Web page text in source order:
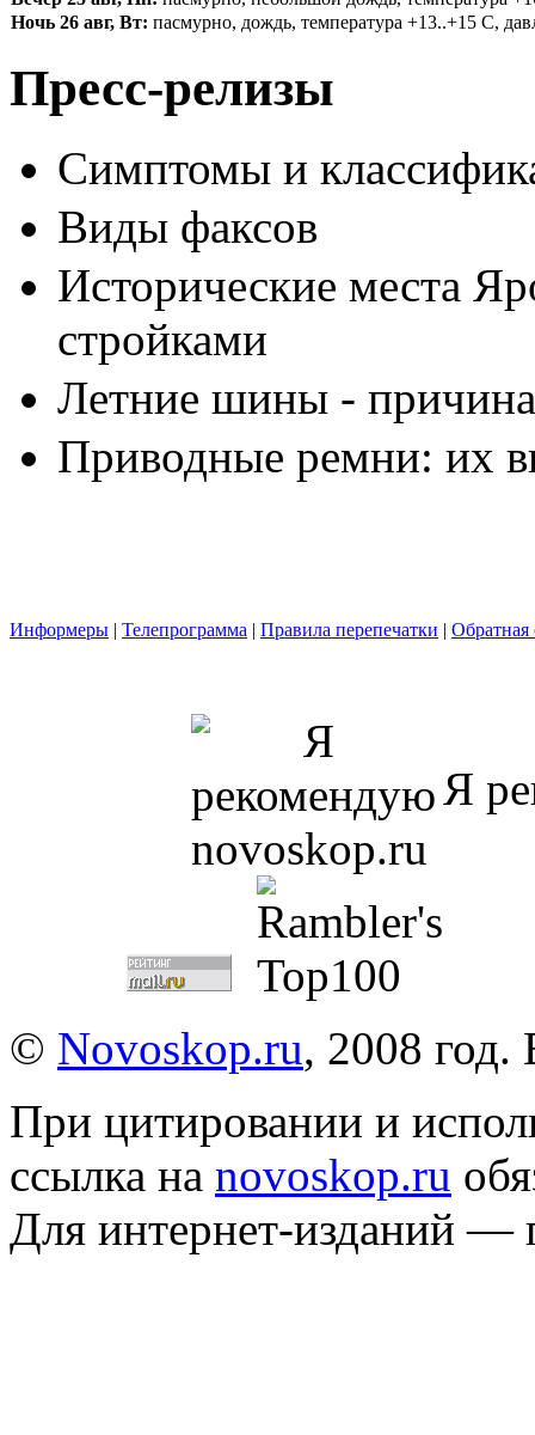
Ночь 26 авг, Вт: пасмурно, дождь, температура +13..+15 С,
Пресс-релизы
Симптомы и
Виды факсов
Исторические места
стройками
Летние шины -
Приводные ремни: их
Информеры | Телепрограмма | Правила перепечатки | Обратная
Я
© Novoskop.ru, 2008
При цитировании и
ссылка на novoskop.ru
Для интернет-изданий —